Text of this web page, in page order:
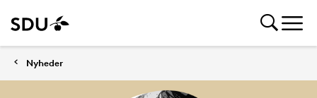
Nyheder